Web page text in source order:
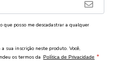
que posso me descadastrar a qualquer
sua inscrição neste produto. Você,
os termos da Política de Privacidade *